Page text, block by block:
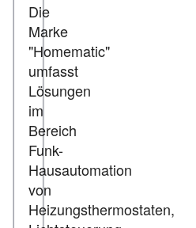
Die
Marke
"Homematic"
umfasst
Lösungen
im
Bereich
Funk-
Hausautomation
von
Heizungsthermostaten,